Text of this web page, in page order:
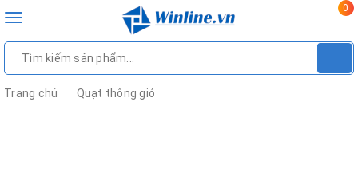
Toggle
0
Trang chủ Quạt thông gió